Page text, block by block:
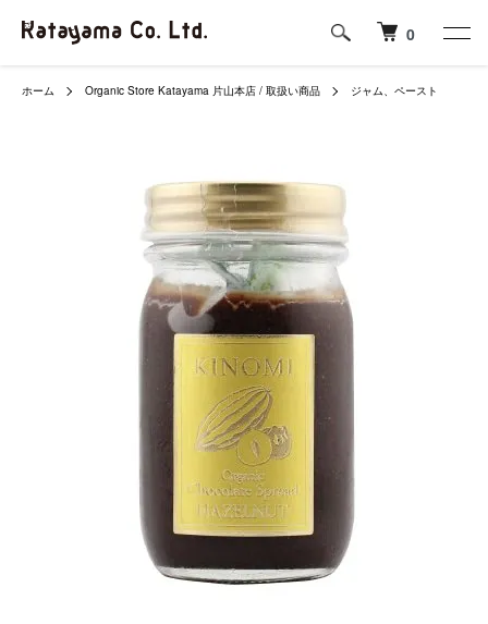
0
ホーム Organic Store Katayama 片山本店 / 取扱い商品 ジャム、ペースト